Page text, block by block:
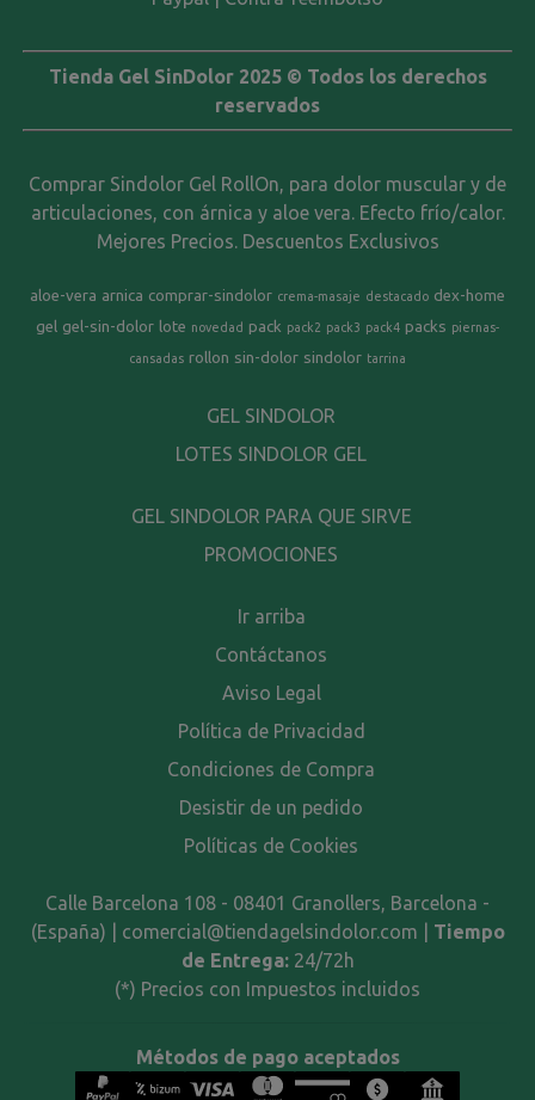
Tienda Gel SinDolor 2025 © Todos los derechos
reservados
Comprar Sindolor Gel RollOn, para dolor muscular y de
articulaciones, con árnica y aloe vera. Efecto frío/calor.
Mejores Precios. Descuentos Exclusivos
aloe-vera arnica comprar-sindolor crema-masaje destacado dex-home
gel gel-sin-dolor lote novedad pack pack2 pack3 pack4 packs piernas-
cansadas rollon sin-dolor sindolor tarrina
GEL SINDOLOR
LOTES SINDOLOR GEL
GEL SINDOLOR PARA QUE SIRVE
PROMOCIONES
Ir arriba
Contáctanos
Aviso Legal
Política de Privacidad
Condiciones de Compra
Desistir de un pedido
Políticas de Cookies
Calle Barcelona 108 - 08401 Granollers, Barcelona -
(España) | comercial@tiendagelsindolor.com | Tiempo
de Entrega: 24/72h
(*) Precios con Impuestos incluidos
Métodos de pago aceptados